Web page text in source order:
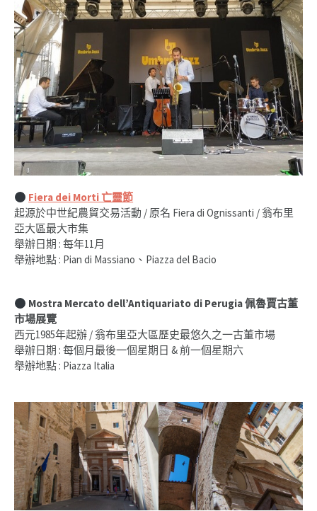
Fiera dei Morti 亡靈節
起源於中世紀農貿交易活動 / 原名 Fiera di Ognissanti / 翁布里
亞大區最大市集
舉辦日期 : 每年11月
舉辦地點 : Pian di Massiano、Piazza del Bacio
Mostra Mercato dell’Antiquariato di Perugia佩魯賈古董
市場展覽
西元1985年起辦 / 翁布里亞大區歷史最悠久之一古董市場
舉辦日期 : 每個月最後一個星期日 & 前一個星期六
舉辦地點 : Piazza Italia